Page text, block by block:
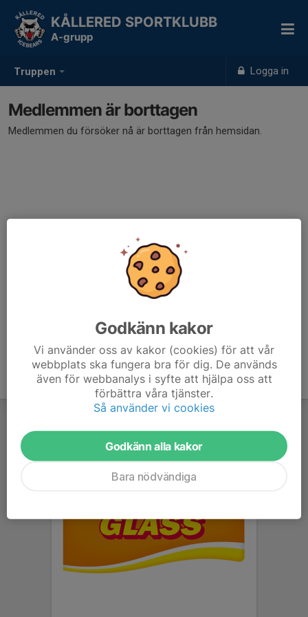
Truppen Logga in
KÅLLERED SPORTKLUBB
A-grupp
Medlemmen är borttagen
Medlemmen du försöker nå är borttagen från hemsidan.
Godkänn kakor
Vi använder oss av kakor (cookies) för att vår
webbplats ska fungera bra för dig. De används
även för webbanalys i syfte att hjälpa oss att
förbättra våra tjänster.
Så använder vi cookies
Godkänn alla kakor
Bara nödvändiga